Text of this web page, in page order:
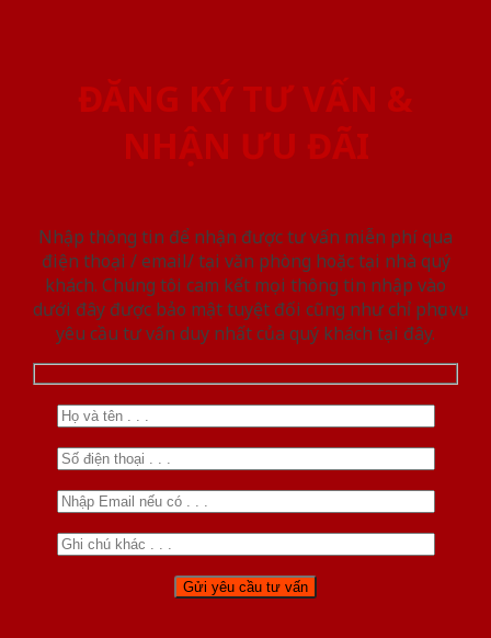
ĐĂNG KÝ TƯ VẤN &
NHẬN ƯU ĐÃI
Nhập thông tin để nhận được tư vấn miễn phí qua
điện thoại / email/ tại văn phòng hoặc tại nhà quý
khách. Chúng tôi cam kết mọi thông tin nhập vào
dưới đây được bảo mật tuyệt đối cũng như chỉ phục vụ
yêu cầu tư vấn duy nhất của quý khách tại đây.